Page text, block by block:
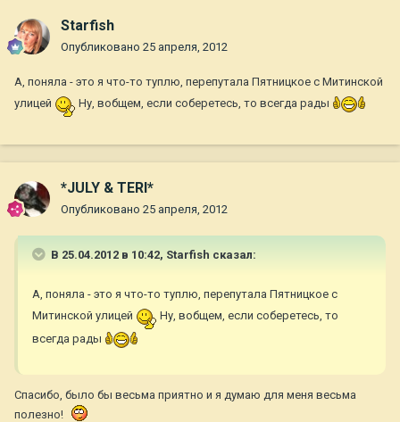
Starfish
Опубликовано 25 апреля, 2012
А, поняла - это я что-то туплю, перепутала Пятницкое с Митинской
улицей
Ну, вобщем, если соберетесь, то всегда рады
*JULY & TERI*
Опубликовано 25 апреля, 2012
В 25.04.2012 в 10:42, Starfish сказал:
А, поняла - это я что-то туплю, перепутала Пятницкое с
Митинской улицей
Ну, вобщем, если соберетесь, то
всегда рады
Спасибо, было бы весьма приятно и я думаю для меня весьма
полезно!